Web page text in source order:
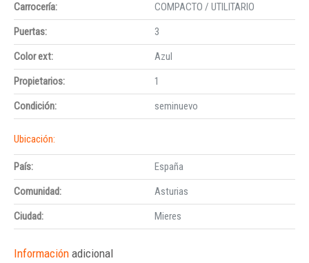
Carrocería:
COMPACTO / UTILITARIO
Puertas:
3
Color ext:
Azul
Propietarios:
1
Condición:
seminuevo
Ubicación:
País:
España
Comunidad:
Asturias
Ciudad:
Mieres
Información adicional